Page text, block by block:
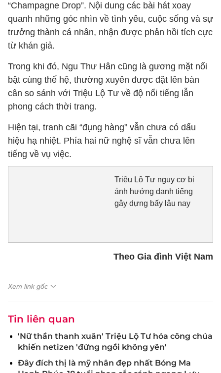
“Champagne Drop”. Nội dung các bài hát xoay
quanh những góc nhìn về tình yêu, cuộc sống và sự
trưởng thành cá nhân, nhận được phản hồi tích cực
từ khán giả.
Trong khi đó, Ngu Thư Hân cũng là gương mặt nổi
bật cùng thế hệ, thường xuyên được đặt lên bàn
cân so sánh với Triệu Lộ Tư về độ nổi tiếng lẫn
phong cách thời trang.
Hiện tại, tranh cãi “đụng hàng” vẫn chưa có dấu
hiệu hạ nhiệt. Phía hai nữ nghệ sĩ vẫn chưa lên
tiếng về vụ việc.
Triệu Lộ Tư nguy cơ bị
ảnh hưởng danh tiếng
gây dựng bấy lâu nay
Theo Gia đình Việt Nam
Xem link gốc
Tin liên quan
'Nữ thần thanh xuân' Triệu Lộ Tư hóa công chúa
khiến netizen 'đứng ngồi không yên'
Đây đích thị là mỹ nhân đẹp nhất Bóng Ma